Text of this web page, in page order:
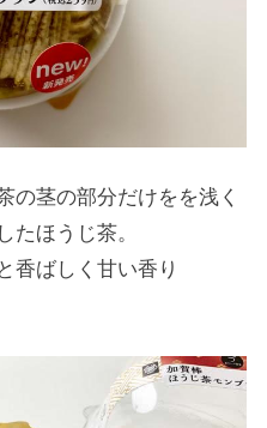
の茎の部分だけをを浅く
たほうじ茶。
香ばしく甘い香り